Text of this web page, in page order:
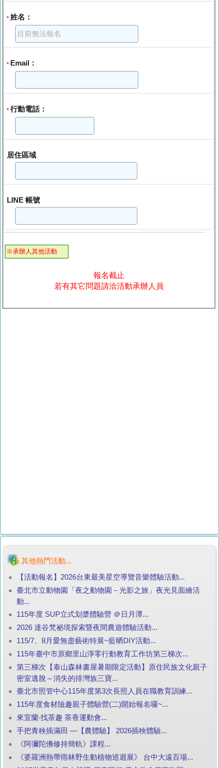
* 姓名：
* Email：
* 行動電話：
居住區域
LINE 帳號
※承辦人其他活動
報名截止
若有其它問題請洽活動承辦人員
其他熱門活動...
【活動報名】2026台東最美星空導覽音樂體驗活動...
臺北市立動物園「夜之動物園－光影之旅」夜光見面繪活
動...
115年度 SUP立式划槳體驗營 ＠日月潭...
2026 達谷梵祕境探索暨夜間農遊體驗活動...
115/7、8月愛無盡藝術特展~藍晒DIY活動...
115年臺中市原鄉里山淨零行動教育工作坊第三梯次...
第三梯次【泰山森林書屋暑期限定活動】原住民族文化親子
密室逃脫～消失的排灣族三寶...
臺北市照管中心115年度第3次長照人員在職教育訓練...
115年度食材險趣親子體驗營(二)開始報名囉~...
來宜蘭‧找茶趣 茶香運動會...
手把青秧插滿田 —【農體驗】 2026插秧體驗...
《阿彌陀佛修持簡軌》課程...
《婆羅洲熱帶雨林野生動植物巡迴展》 台中大遠百場...